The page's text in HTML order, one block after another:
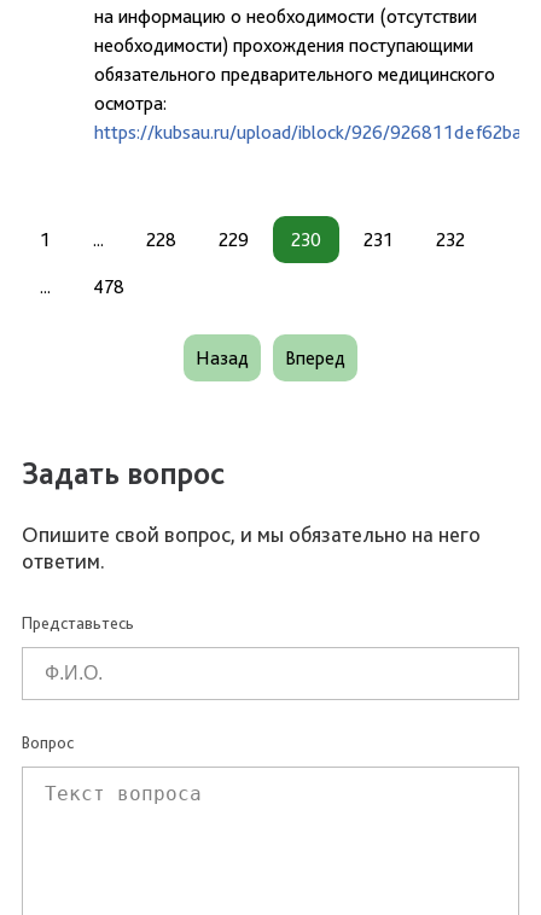
на информацию о необходимости (отсутствии
необходимости) прохождения поступающими
обязательного предварительного медицинского
осмотра:
https://kubsau.ru/upload/iblock/926/
1 ... 228 229 230 231 232
... 478
Назад Вперед
Задать вопрос
Опишите свой вопрос, и мы обязательно на него
ответим.
Представьтесь
Вопрос